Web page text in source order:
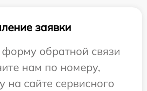
заявки
обратной связи
нам по номеру,
на сайте сервисного